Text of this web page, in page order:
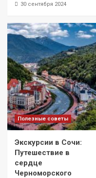
30 сентября 2024
Полезные советы
Экскурсии в Сочи:
Путешествие в
сердце
Черноморского